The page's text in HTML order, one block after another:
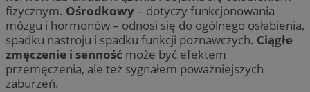
fizycznym. Ośrodkowy– dotyczy funkcjonowania
mózgu i hormonów – odnosi się do ogólnego osłabienia,
spadku nastroju i spadku funkcji poznawczych. Ciągłe
zmęczenie i senność może być efektem
przemęczenia, ale też sygnałem poważniejszych
zaburzeń.